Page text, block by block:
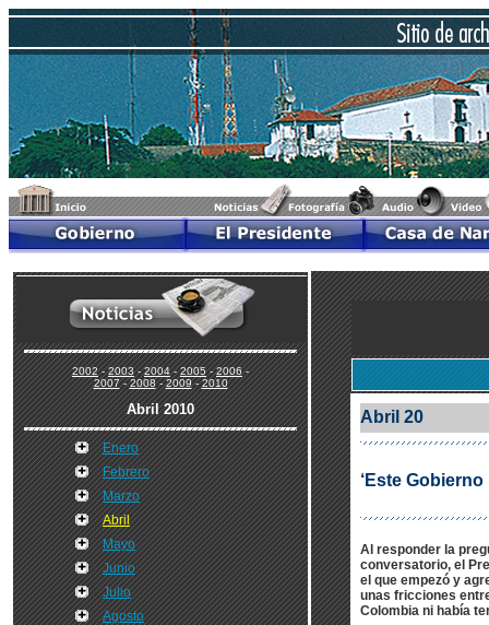
2002-2003-2004-2005-2006-
2007-2008-2009-2010
Abril 2010
Enero
Febrero
Marzo
Abril
Mayo
Junio
Julio
Agosto
Abril 20
‘Este
Al responder la
conversatorio, el
el que empezó y
unas fricciones
Colombia ni había